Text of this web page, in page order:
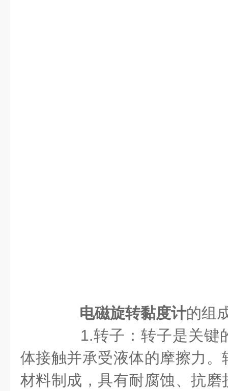
电磁旋转黏度计的组
1.转子：转子是关键
体接触并承受液体的摩擦力
材料制成，具有耐腐蚀、抗